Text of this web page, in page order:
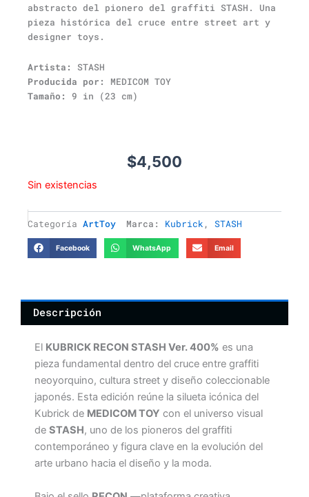
abstracto del pionero del graffiti STASH. Una
pieza histórica del cruce entre street art y
designer toys.
Artista:
STASH
Producida por:
MEDICOM TOY
Tamaño:
9 in (23 cm)
$4,500
Sin existencias
Categoría ArtToy Marca: Kubrick , STASH
Facebook WhatsApp Email
Descripción
El KUBRICK RECON STASH Ver. 400% es una
pieza fundamental dentro del cruce entre graffiti
neoyorquino, cultura street y diseño coleccionable
japonés. Esta edición reúne la silueta icónica del
Kubrick de MEDICOM TOY con el universo visual
de STASH, uno de los pioneros del graffiti
contemporáneo y figura clave en la evolución del
arte urbano hacia el diseño y la moda.